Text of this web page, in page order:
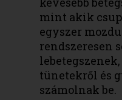
mint akik
egyszer
rendszeresen
tünetekről és
számolnak be.